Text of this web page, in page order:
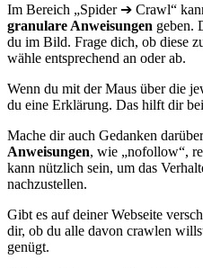
Im Bereich „Spider ➔ Crawl“
granulare Anweisungen geben.
du im Bild. Frage dich, ob diese
wähle entsprechend an oder ab.
Wenn du mit der Maus über die
du eine Erklärung. Das hilft dir
Mache dir auch Gedanken
Anweisungen, wie „nofollow“,
kann nützlich sein, um das
nachzustellen.
Gibt es auf deiner Webseite
dir, ob du alle davon crawlen
genügt.